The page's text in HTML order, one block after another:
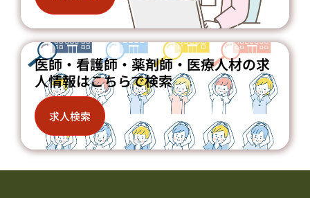
医師・看護師・薬剤師・医療人材の求
人情報はこちらで検索
求人検索